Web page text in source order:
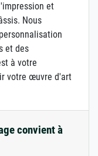
et
Nous
et des
à votre
votre œuvre d'art
convient à